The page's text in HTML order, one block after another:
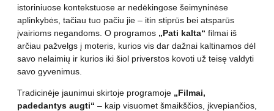
istoriniuose kontekstuose ar nedėkingose šeimyninėse
aplinkybės, tačiau tuo pačiu jie – itin stiprūs bei atsparūs
įvairioms negandoms. O programos „Pati kalta“ filmai iš
arčiau pažvelgs į moteris, kurios vis dar dažnai kaltinamos dėl
savo nelaimių ir kurios iki šiol priverstos kovoti už teisę valdyti
savo gyvenimus.
Tradicinėje jaunimui skirtoje programoje „Filmai,
padedantys augti“ – kaip visuomet šmaikščios, įkvepiančios,